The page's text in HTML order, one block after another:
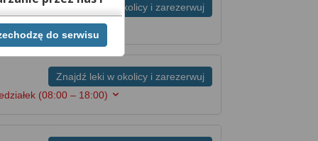
Znajdź leki w okolicy i zarezerwuj
Znajdź leki w okolicy i zarezerwuj
(08:00 – 18:00)
chwili cofnąć,
Jeżeli chcesz
tego dokonać
do serwisu